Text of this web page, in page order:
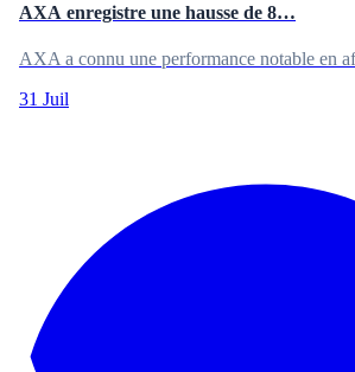
AXA enregistre une hausse de 8…
AXA a connu une performance notable en
31 Juil